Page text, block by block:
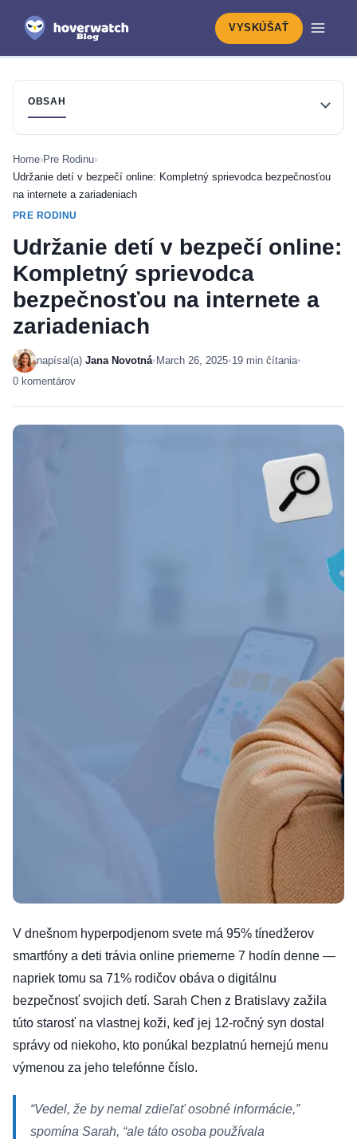
VYSKÚŠAŤ
OBSAH
Home›Pre Rodinu›
Udržanie detí v bezpečí online: Kompletný sprievodca bezpečnosťou
na internete a zariadeniach
PRE RODINU
Udržanie detí v bezpečí online:
Kompletný sprievodca
bezpečnosťou na internete a
zariadeniach
napísal(a) Jana Novotná• March 26, 2025•19 min čítania•
0 komentárov
V dnešnom hyperpodjenom svete má 95% tínedžerov
smartfóny a deti trávia online priemerne 7 hodín denne —
napriek tomu sa 71% rodičov obáva o digitálnu
bezpečnosť svojich detí. Sarah Chen z Bratislavy zažila
túto starosť na vlastnej koži, keď jej 12-ročný syn dostal
správy od niekoho, kto ponúkal bezplatnú hernejú menu
výmenou za jeho telefónne číslo.
“Vedel, že by nemal zdieľať osobné informácie,”
spomína Sarah, “ale táto osoba používala